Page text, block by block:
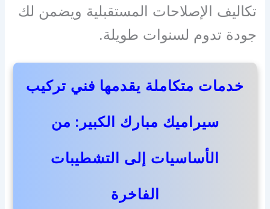
تكاليف الإصلاحات المستقبلية ويضمن لك
جودة تدوم لسنوات طويلة.
خدمات متكاملة يقدمها فني تركيب
سيراميك مبارك الكبير: من
الأساسيات إلى التشطيبات
الفاخرة